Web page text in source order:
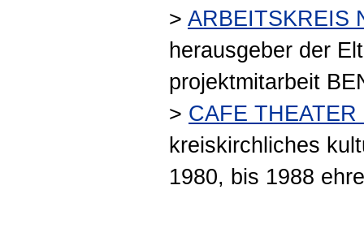
> ARBEITSKREIS
herausgeber der
projektmitarbeit
> CAFE
kreiskirchliches
1980, bis 1988